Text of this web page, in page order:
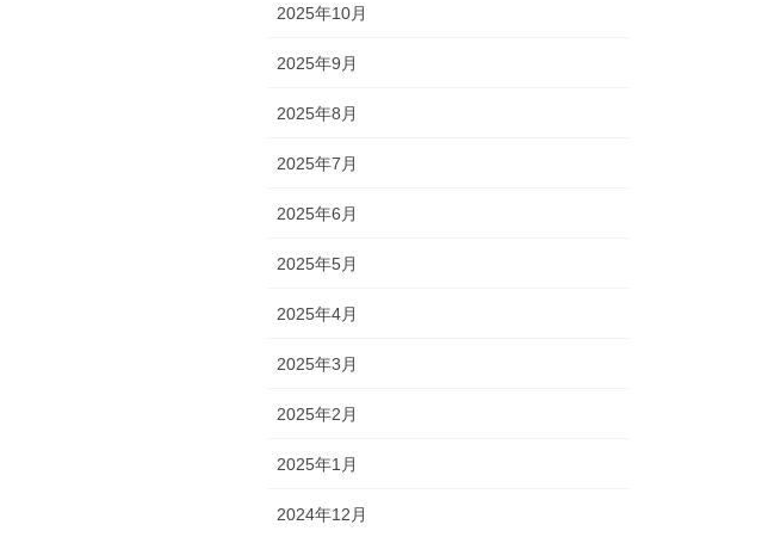
2025年10月
2025年9月
2025年8月
2025年7月
2025年6月
2025年5月
2025年4月
2025年3月
2025年2月
2025年1月
2024年12月